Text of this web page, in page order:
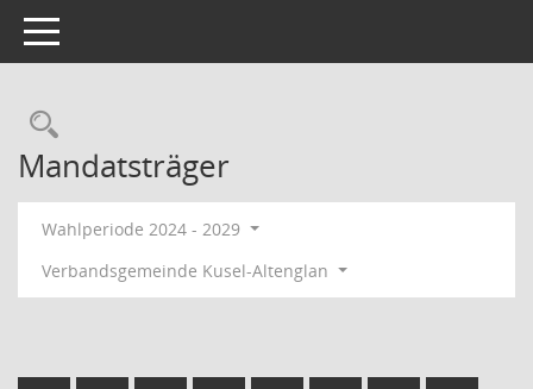
Toggle navigation
Rechercheauswahl
Mandatsträger
Wahlperiode 2024 - 2029
Verbandsgemeinde Kusel-Altenglan